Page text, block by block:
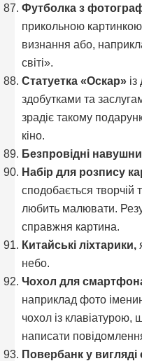
Футболка з
прикольною
визнання або,
світі».
Статуетка «Оскар»
здобутками та
зрадіє такому
кіно.
Безпровідні
Набір для розпису
сподобається творчій
любить малювати.
справжня картина.
Китайські ліхтарики,
небо.
Чохол для
наприклад фото
чохол із
написати
Повербанк у